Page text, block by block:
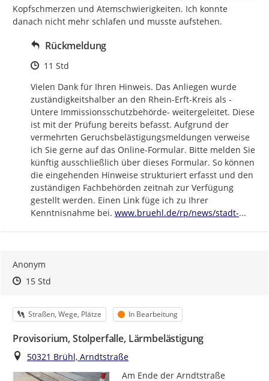
Kopfschmerzen und Atemschwierigkeiten. Ich konnte
danach nicht mehr schlafen und musste aufstehen.
Rückmeldung
Zeitpunkt des Erstellens
11 Std
Vielen Dank für Ihren Hinweis. Das Anliegen wurde
zuständigkeitshalber an den Rhein-Erft-Kreis als -
Untere Immissionsschutzbehörde- weitergeleitet. Diese
ist mit der Prüfung bereits befasst. Aufgrund der
vermehrten Geruchsbelästigungsmeldungen verweise
ich Sie gerne auf das Online-Formular. Bitte melden Sie
künftig ausschließlich über dieses Formular. So können
die eingehenden Hinweise strukturiert erfasst und den
zuständigen Fachbehörden zeitnah zur Verfügung
gestellt werden. Einen Link füge ich zu Ihrer
Kenntnisnahme bei. https://
www.bruehl.de/rp/news/stadt-...
Anonym
Zeitpunkt des Erstellens
Zeitpunkt des Erstellens
15 StdZur Äußerung
Kategorie
Straßen, Wege, Plätze Status
In Bearbeitung
Provisorium, Stolperfalle, Lärmbelästigung
Ort
50321 Brühl, Arndtstraße
Am Ende der Arndtstraße